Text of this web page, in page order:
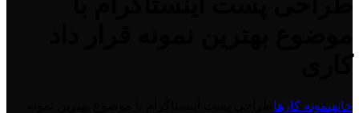
خانهنمونه کارها